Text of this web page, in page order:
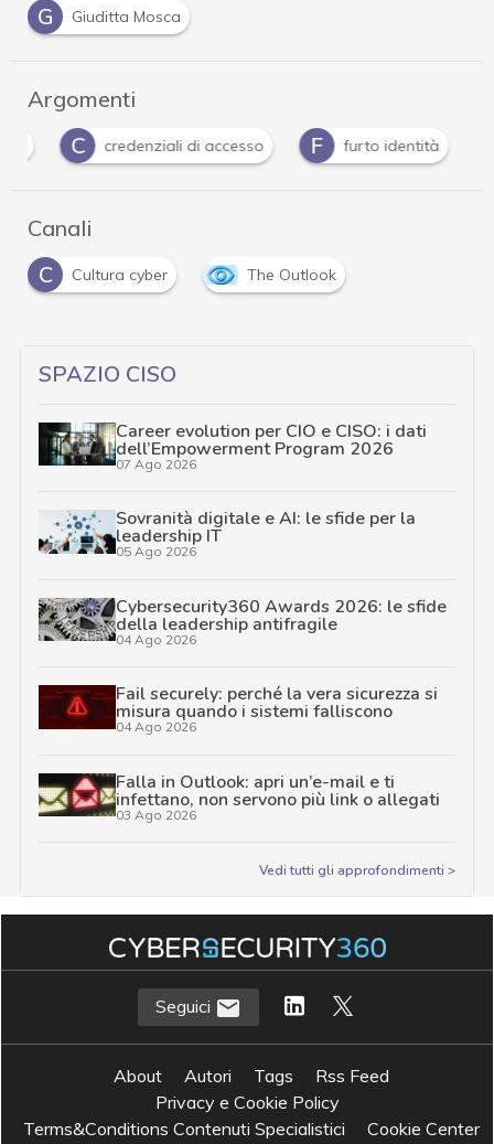
G
Giuditta Mosca
Argomenti
credenziali di accesso furto identità
Canali
C
Cultura cyber The Outlook
SPAZIO CISO
Career evolution per CIO e CISO: i dati
dell’Empowerment Program 2026
07 Ago 2026
Sovranità digitale e AI: le sfide per la
leadership IT
05 Ago 2026
Cybersecurity360 Awards 2026: le sfide
della leadership antifragile
04 Ago 2026
Fail securely: perché la vera sicurezza si
misura quando i sistemi falliscono
04 Ago 2026
Falla in Outlook: apri un’e-mail e ti
infettano, non servono più link o allegati
03 Ago 2026
Vedi tutti gli approfondimenti >
Seguici
About Autori Tags
Rss Feed
Privacy e Cookie Policy
Terms&Conditions Contenuti Specialistici
Cookie Center